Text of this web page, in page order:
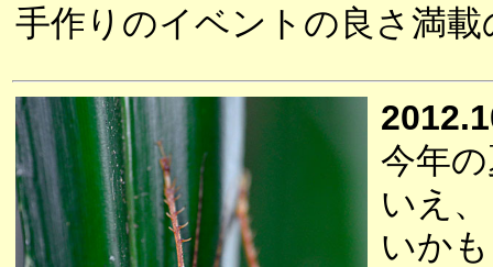
手作りのイベントの良さ満
今年
いえ
いか